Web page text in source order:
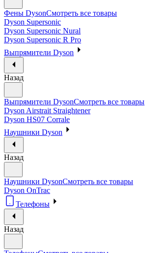
Фены DysonСмотреть все товары
Dyson Supersonic
Dyson Supersonic Nural
Dyson Supersonic R Pro
Выпрямители Dyson
Назад
Выпрямители DysonСмотреть все товары
Dyson Airstrait Straightener
Dyson HS07 Corrale
Наушники Dyson
Назад
Наушники DysonСмотреть все товары
Dyson OnTrac
Телефоны
Назад